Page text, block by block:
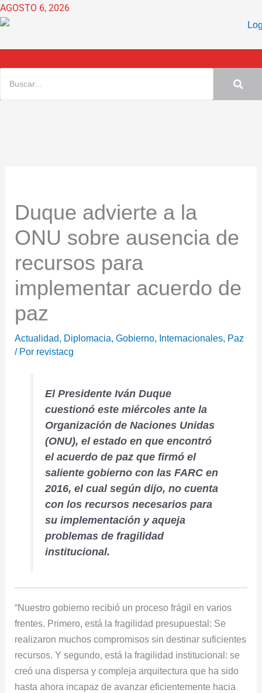
Ir
al
AGOSTO 6, 2026
Duque advierte a la
ONU sobre ausencia de
recursos para
implementar acuerdo de
paz
Actualidad, Diplomacia,Gobierno, Internacionales, Paz
/ Por revistacg
El Presidente Iván Duque
cuestionó este miércoles ante la
Organización de Naciones Unidas
(ONU), el estado en que encontró
el acuerdo de paz que firmó el
saliente gobierno con las FARC en
2016, el cual según dijo, no cuenta
con los recursos necesarios para
su implementación y aqueja
problemas de fragilidad
institucional.
“Nuestro gobierno recibió un proceso frágil en varios
frentes. Primero, está la fragilidad presupuestal: Se
realizaron muchos compromisos sin destinar suficientes
recursos. Y segundo, está la fragilidad institucional: se
creó una dispersa y compleja arquitectura que ha sido
hasta ahora incapaz de avanzar eficientemente hacia